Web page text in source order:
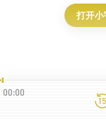
打开小
00:00